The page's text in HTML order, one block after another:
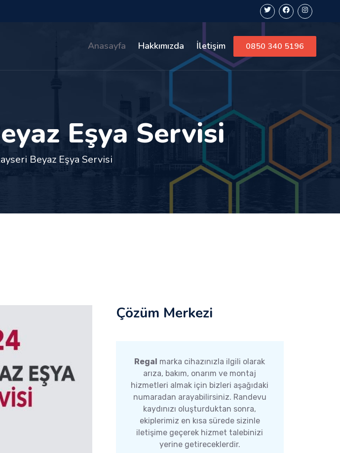
Anasayfa Hakkımızda İletişim 0850 340 5196
Eşya Servisi
Beyaz Eşya Servisi
Çözüm Merkezi
Regal marka cihazınızla ilgili olarak
arıza, bakım, onarım ve montaj
hizmetleri almak için bizleri aşağıdaki
numaradan arayabilirsiniz. Randevu
kaydınızı oluşturduktan sonra,
ekiplerimiz en kısa sürede sizinle
iletişime geçerek hizmet talebinizi
yerine getireceklerdir.